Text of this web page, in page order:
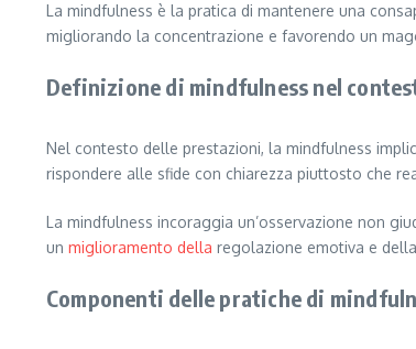
La mindfulness è la pratica di mantenere una
migliorando la concentrazione e favorendo un
Definizione di mindfulness nel
Nel contesto delle prestazioni, la mindfulness
rispondere alle sfide con chiarezza piuttosto che
La mindfulness incoraggia un’osservazione non
un miglioramento della regolazione emotiva e
Componenti delle pratiche di